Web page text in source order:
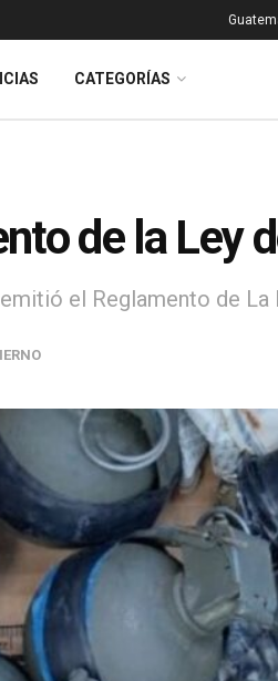
CATEGORÍAS
de la Ley
el Reglamento de La